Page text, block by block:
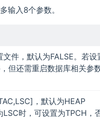
输入8个参数。
件，默认为FALSE。若设
但还需重启数据库相关参
，默认为HEAP
时，可设置为TPCH，